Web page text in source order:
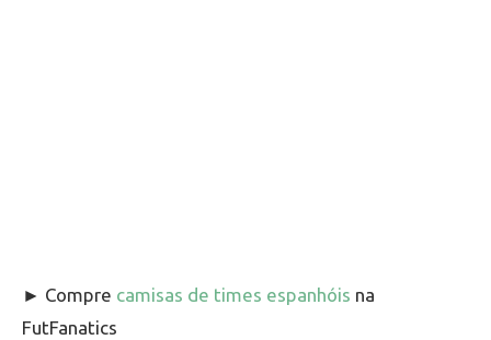
► Compre camisas de times espanhóis na
FutFanatics